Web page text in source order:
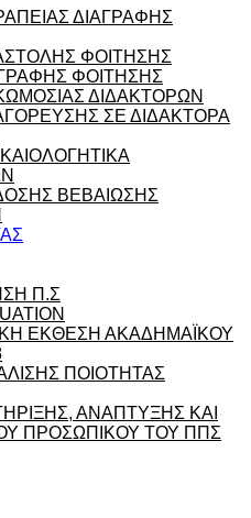
ΔΙΑΓΡΑΦΗΣ
ΦΟΙΤΗΣΗΣ
ΦΟΙΤΗΣΗΣ
ΔΙΔΑΚΤΟΡΩΝ
ΣΕ ΔΙΔΑΚΤΟΡΑ
ΒΕΒΑΙΩΣΗΣ
Π.Σ
ΕΚΘΕΣΗ ΑΚΑΔΗΜΑΪΚΟΥ
ΠΟΙΟΤΗΤΑΣ
ΑΝΑΠΤΥΞΗΣ ΚΑΙ
ΠΡΟΣΩΠΙΚΟΥ ΤΟΥ ΠΠΣ